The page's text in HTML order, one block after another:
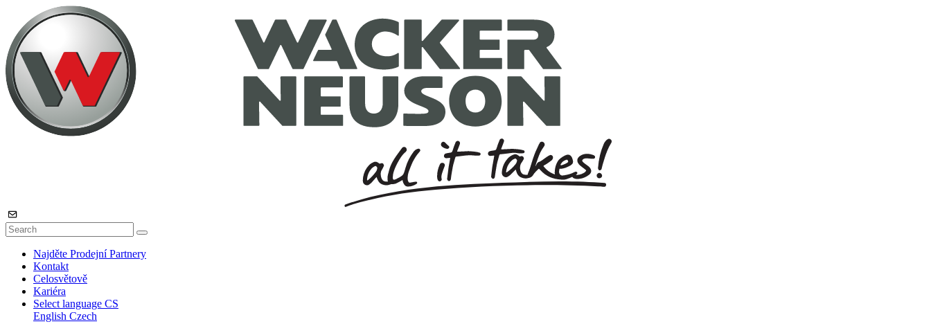
Najděte Prodejní Partnery
Kontakt
Celosvětově
Kariéra
Select language CS
English Czech